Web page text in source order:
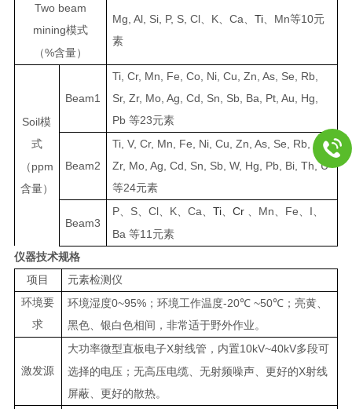
Two beam
mining模式
（%含量）
Mg, Al, Si, P, S, Cl、 K、 Ca Ti、 Mn等10元
素
Soil模
式
（ ppm
含量）
Beam1
Ti, Cr, Mn, Fe, Co, Ni, Cu, Zn, As, Se, Rb,
Sr, Zr, Mo, Ag, Cd, Sn, Sb, Ba, Pt, Au, Hg,
Pb 等23元素
Beam2
Ti, V, Cr, Mn, Fe, Ni, Cu, Zn, As, Se, Rb, Sr,
Zr, Mo, Ag, Cd, Sn, Sb, W, Hg, Pb, Bi, Th, U
等24元素
Beam3
P、 S、 Cl、 K、 Ca Ti、 Cr Mn Fe I
Ba 等11 元素
仪器技术规格
项目
元素检测仪
环境要
求
环境湿度0~95%；环境工作温度-20℃~50℃；亮黄、
黑色、银白色相间，非常适于野外作业。
激发源
大功率微型直板电子X射线管，内置10kV~40kV多段可
选择的电压；无高压电缆、无射频噪声、更好的X射线
屏蔽、更好的散热。